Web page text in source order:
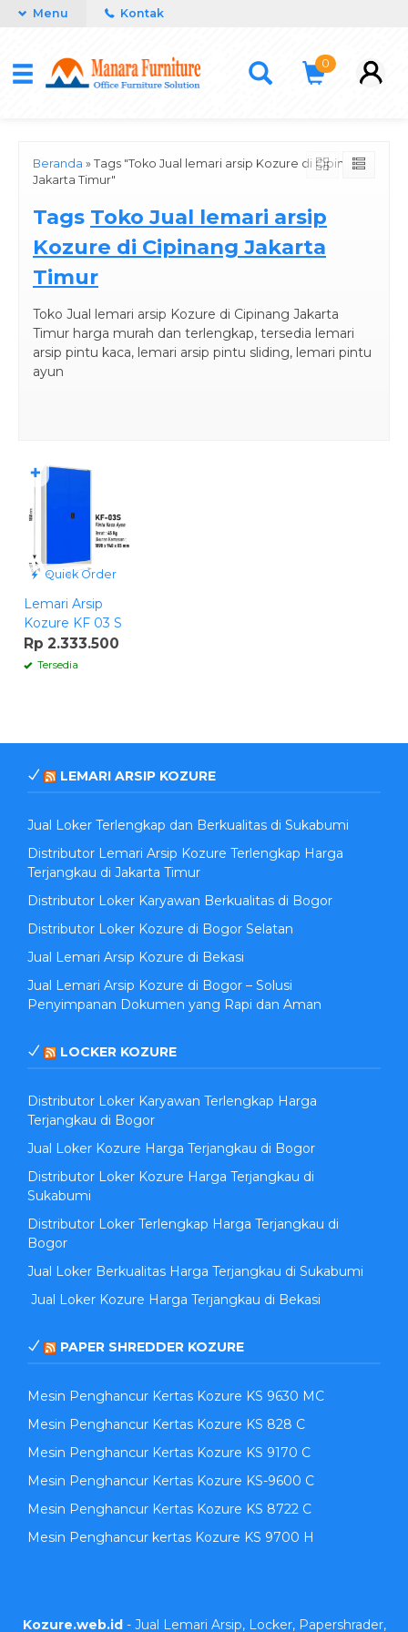
Menu Kontak
0
Beranda » Tags "Toko Jual lemari arsip Kozure di Cipinang
Jakarta Timur"
Tags Toko Jual lemari arsip
Kozure di Cipinang Jakarta
Timur
Toko Jual lemari arsip Kozure di Cipinang Jakarta
Timur harga murah dan terlengkap, tersedia lemari
arsip pintu kaca, lemari arsip pintu sliding, lemari pintu
ayun
Quick Order
Lemari Arsip
Kozure KF 03 S
Rp 2.333.500
Tersedia
✚
LEMARI ARSIP KOZURE
Jual Loker Terlengkap dan Berkualitas di Sukabumi
Distributor Lemari Arsip Kozure Terlengkap Harga
Terjangkau di Jakarta Timur
Distributor Loker Karyawan Berkualitas di Bogor
Distributor Loker Kozure di Bogor Selatan
Jual Lemari Arsip Kozure di Bekasi
Jual Lemari Arsip Kozure di Bogor – Solusi
Penyimpanan Dokumen yang Rapi dan Aman
LOCKER KOZURE
Distributor Loker Karyawan Terlengkap Harga
Terjangkau di Bogor
Jual Loker Kozure Harga Terjangkau di Bogor
Distributor Loker Kozure Harga Terjangkau di
Sukabumi
Distributor Loker Terlengkap Harga Terjangkau di
Bogor
Jual Loker Berkualitas Harga Terjangkau di Sukabumi
Jual Loker Kozure Harga Terjangkau di Bekasi
PAPER SHREDDER KOZURE
Mesin Penghancur Kertas Kozure KS 9630 MC
Mesin Penghancur Kertas Kozure KS 828 C
Mesin Penghancur Kertas Kozure KS 9170 C
Mesin Penghancur Kertas Kozure KS-9600 C
Mesin Penghancur Kertas Kozure KS 8722 C
Mesin Penghancur kertas Kozure KS 9700 H
Kozure.web.id- Jual Lemari Arsip, Locker, Papershrader,